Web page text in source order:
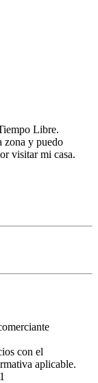
Libre.
zona y puedo
visitar mi casa.
con el
aplicable.